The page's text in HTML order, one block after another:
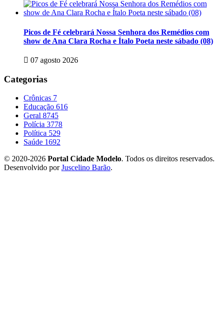
Picos de Fé celebrará Nossa Senhora dos Remédios com
show de Ana Clara Rocha e Ítalo Poeta neste sábado (08)
07 agosto 2026
Categorias
Crônicas 7
Educação 616
Geral 8745
Polícia 3778
Política 529
Saúde 1692
© 2020-2026 Portal Cidade Modelo. Todos os direitos reservados.
Desenvolvido porJuscelino Barão.